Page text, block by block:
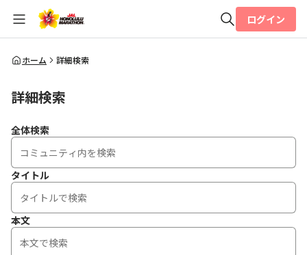
全体検索
ログイン
ホーム 詳細検索
詳細検索
全体検索
タイトル
本文